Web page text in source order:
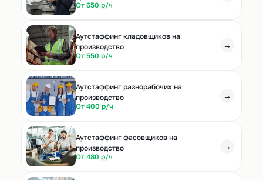
От 650 р/ч
Аутстаффинг кладовщиков на
производство
От 550 р/ч
→
Аутстаффинг разнорабочих на
производство
От 400 р/ч
→
Аутстаффинг фасовщиков на
производство
От 480 р/ч
→